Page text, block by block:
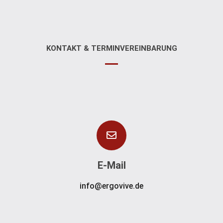
KONTAKT & TERMINVEREINBARUNG
E-Mail
info@ergovive.de